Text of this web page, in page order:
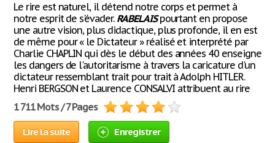
Le rire est naturel, il détend notre corps et permet à
notre esprit de s'évader. RABELAISpourtant en propose
une autre vision, plus didactique, plus profonde, il en est
de même pour « le Dictateur » réalisé et interprété par
Charlie CHAPLIN qui dès le début des années 40 enseigne
les dangers de l'autoritarisme à travers la caricature d'un
dictateur ressemblant trait pour trait à Adolph HITLER.
Henri BERGSON et Laurence CONSALVI attribuent au rire
1 711 Mots / 7 Pages
Lire la suite Enregistrer